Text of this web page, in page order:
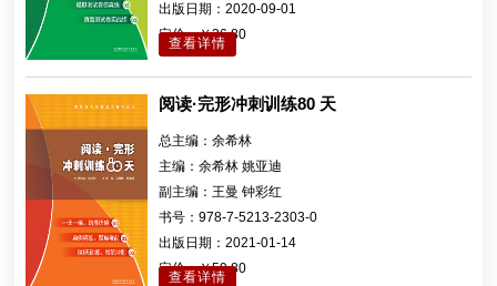
出版日期：2020-09-01
定价：￥36.80
查看详情
阅读·完形冲刺训练80 天
总主编：余希林
主编：余希林 姚亚迪
副主编： 王曼 钟彩红
书号：978-7-5213-2303-0
出版日期：2021-01-14
定价：￥59.80
查看详情